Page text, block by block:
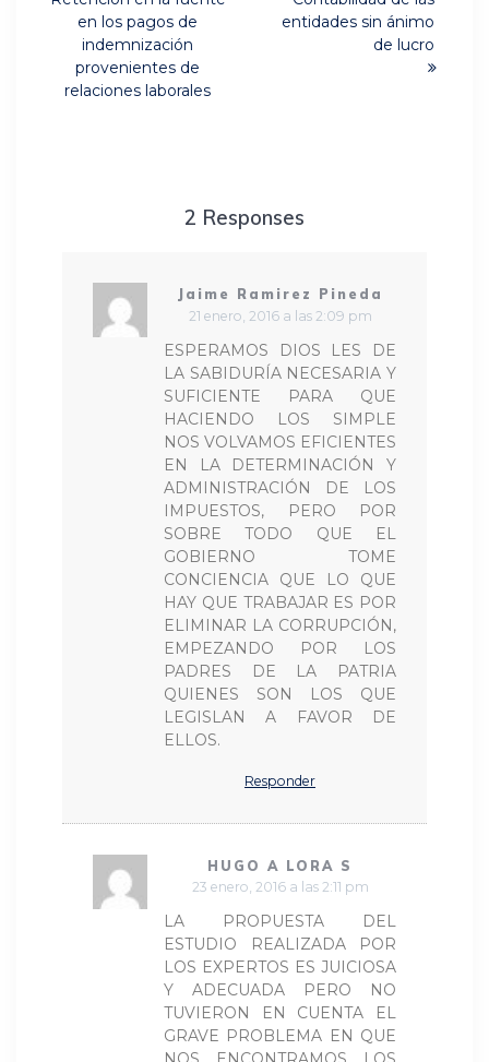
entradas
post:en los pagos de
indemnización
provenientes de
relaciones laborales
post:entidades sin ánimo
de lucro
2 Responses
Jaime Ramirez Pineda
21 enero, 2016 a las 2:09 pm
ESPERAMOS DIOS LES DE
LA SABIDURÍA NECESARIA Y
SUFICIENTE PARA QUE
HACIENDO LOS SIMPLE
NOS VOLVAMOS EFICIENTES
EN LA DETERMINACIÓN Y
ADMINISTRACIÓN DE LOS
IMPUESTOS, PERO POR
SOBRE TODO QUE EL
GOBIERNO TOME
CONCIENCIA QUE LO QUE
HAY QUE TRABAJAR ES POR
ELIMINAR LA CORRUPCIÓN,
EMPEZANDO POR LOS
PADRES DE LA PATRIA
QUIENES SON LOS QUE
LEGISLAN A FAVOR DE
ELLOS.
Responder
HUGO A LORA S
23 enero, 2016 a las 2:11 pm
LA PROPUESTA DEL
ESTUDIO REALIZADA POR
LOS EXPERTOS ES JUICIOSA
Y ADECUADA PERO NO
TUVIERON EN CUENTA EL
GRAVE PROBLEMA EN QUE